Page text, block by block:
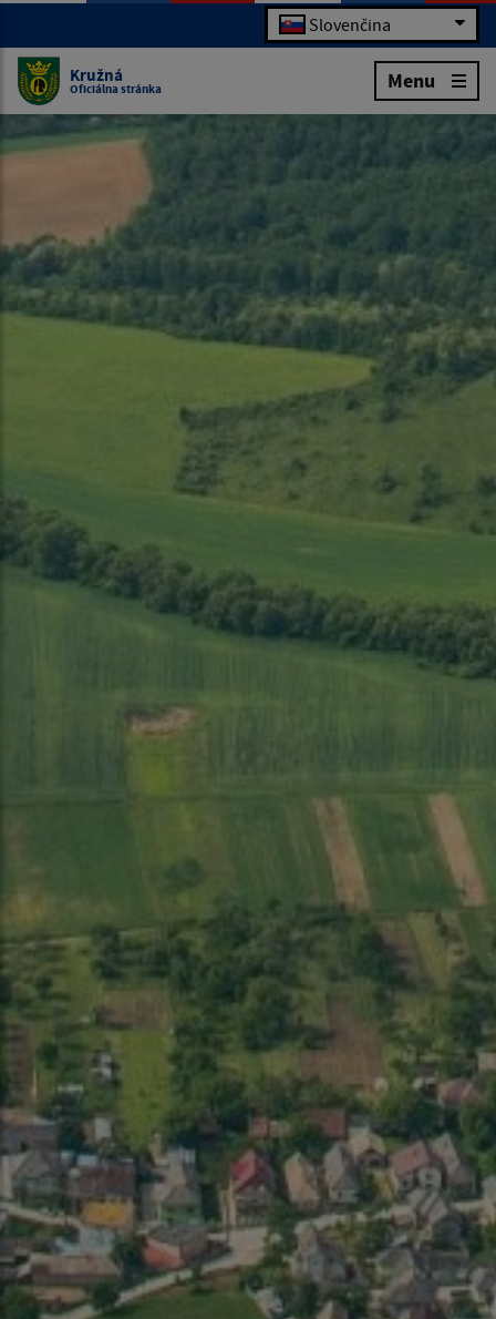
Slovenčina
Kružná
Oficiálna stránka Menu